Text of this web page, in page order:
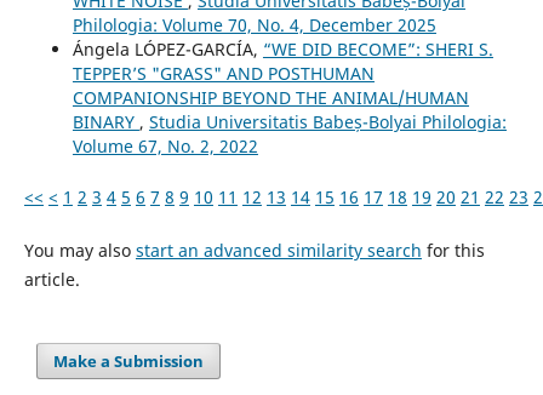
Philologia: Volume 70, No. 4, December 2025
Ángela LÓPEZ-GARCÍA, “WE DID BECOME”: SHERI S.
TEPPER’S "GRASS" AND POSTHUMAN
COMPANIONSHIP BEYOND THE ANIMAL/HUMAN
BINARY , Studia Universitatis Babeș-Bolyai Philologia:
Volume 67, No. 2, 2022
<< < 1 2 3 4 5 6 7 8 9 10 11 12 13 14 15 16 17 18 19 20 21 22 23
You may also start an advanced similarity search for this
article.
Make a Submission